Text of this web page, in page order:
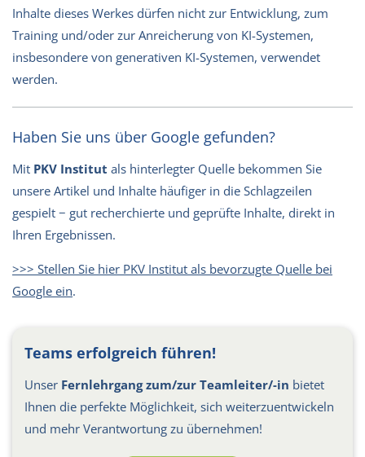
Inhalte dieses Werkes dürfen nicht zur Entwicklung, zum
Training und/oder zur Anreicherung von KI-Systemen,
insbesondere von generativen KI-Systemen, verwendet
werden.
Haben Sie uns über Google gefunden?
Mit PKV Institut als hinterlegter Quelle bekommen Sie
unsere Artikel und Inhalte häufiger in die Schlagzeilen
gespielt − gut recherchierte und geprüfte Inhalte, direkt in
Ihren Ergebnissen.
>>> Stellen Sie hier PKV Institut als bevorzugte Quelle bei
Google ein.
Teams erfolgreich führen!
Unser Fernlehrgang zum/zur Teamleiter/-in bietet
Ihnen die perfekte Möglichkeit, sich weiterzuentwickeln
und mehr Verantwortung zu übernehmen!